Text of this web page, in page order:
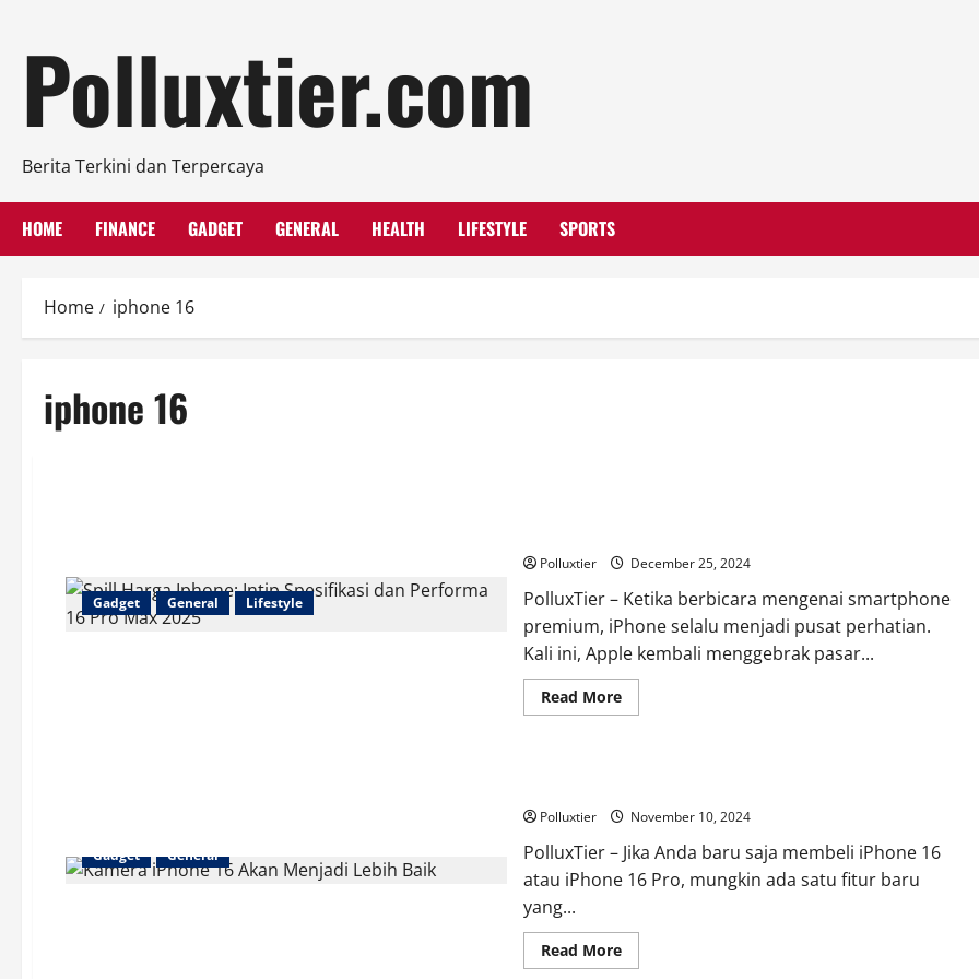
content
Polluxtier.com
Berita Terkini dan Terpercaya
HOME FINANCE GADGET GENERAL HEALTH LIFESTYLE SPORTS
Home iphone 16
iphone 16
Gadget General Lifestyle
Polluxtier December 25, 2024
PolluxTier – Ketika berbicara mengenai smartphone
premium, iPhone selalu menjadi pusat perhatian.
Kali ini, Apple kembali menggebrak pasar...
Read MoreRead
more
dan
16
Pro
Max
Gadget General
Polluxtier November 10, 2024
PolluxTier – Jika Anda baru saja membeli iPhone 16
atau iPhone 16 Pro, mungkin ada satu fitur baru
yang...
Read MoreRead
more